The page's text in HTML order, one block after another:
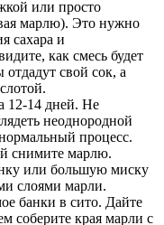
или просто
марлю). Это нужно
сахара и
как смесь будет
свой сок, а
12-14 дней. Не
неоднородной
процесс.
снимите марлю.
или большую миску
слоями марли.
банки в сито. Дайте
соберите края марли с